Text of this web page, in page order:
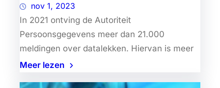
nov 1, 2023
In 2021 ontving de Autoriteit
Persoonsgegevens meer dan 21.000
meldingen over datalekken. Hiervan is meer
Meer lezen